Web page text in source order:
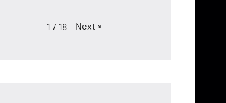
1 / 18 Next »